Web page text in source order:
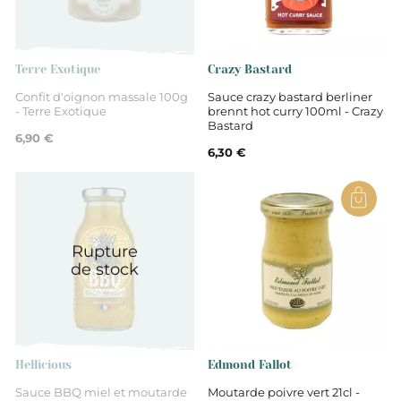
Sauces et crèmes
Terre Exotique
Confit d'oignon massale 100g
- Terre Exotique
6,90 €
Crazy Bastard
Sauce crazy bastard berliner
brennt hot curry 100ml - Crazy
Bastard
6,30 €
Rupture
de stock
Hellicious
Sauce BBQ miel et moutarde
Edmond Fallot
Moutarde poivre vert 21cl -